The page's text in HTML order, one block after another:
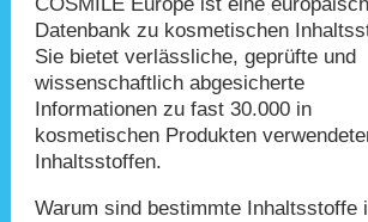
Datenbank zu kosmetischen
Sie bietet verlässliche, geprüfte und
wissenschaftlich abgesicherte
Informationen zu fast 30.000 in
kosmetischen Produkten
Inhaltsstoffen.
Warum sind bestimmte Inhaltsstoffe